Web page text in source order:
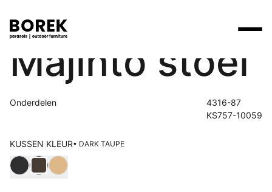
Producten
Tafels
Collecties
Merken
Ontdek onze merken
Borek
Projecten
Flagship stores
Majinto stoel
Onderdelen
4316-87
KS757-10059
KUSSEN KLEUR• DARK TAUPE
Kies Kussen kleur